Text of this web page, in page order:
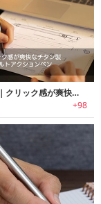
INJECTOR｜クリック感が爽快なチタン製ボルトアクションペン「インジェクター」
+98